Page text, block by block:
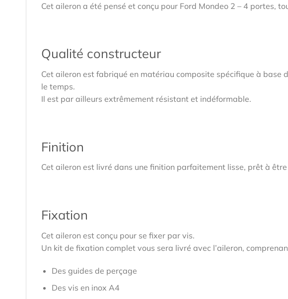
Cet aileron a été pensé et conçu pour Ford Mondeo 2 – 4 portes,
Qualité constructeur
Cet aileron est fabriqué en matériau composite spécifique à base
le temps.
Il est par ailleurs extrêmement résistant et indéformable.
Finition
Cet aileron est livré dans une finition parfaitement lisse, prêt à
Fixation
Cet aileron est conçu pour se fixer par vis.
Un kit de fixation complet vous sera livré avec l’aileron,
Des guides de perçage
Des vis en inox A4